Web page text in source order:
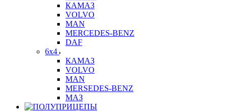
КАМАЗ
VOLVO
MAN
MERCEDES-BENZ
DAF
6x4
КАМАЗ
VOLVO
MAN
MERSEDES-BENZ
МАЗ